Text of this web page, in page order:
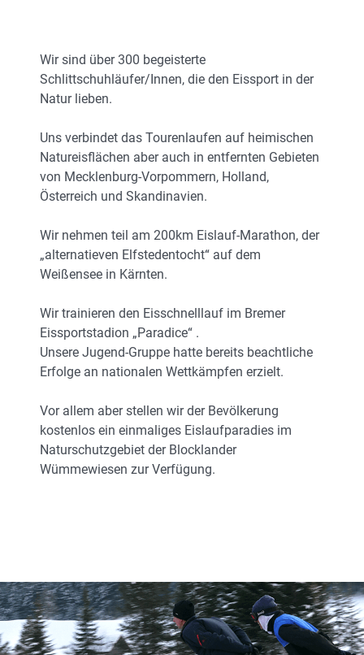
Wir sind über 300 begeisterte
Schlittschuhläufer/Innen, die den Eissport in der
Natur lieben.
Uns verbindet das Tourenlaufen auf heimischen
Natureisflächen aber auch in entfernten Gebieten
von Mecklenburg-Vorpommern, Holland,
Österreich und Skandinavien.
Wir nehmen teil am 200km Eislauf-Marathon, der
„alternatieven Elfstedentocht“ auf dem
Weißensee in Kärnten.
Wir trainieren den Eisschnelllauf im Bremer
Eissportstadion „Paradice“ .
Unsere Jugend-Gruppe hatte bereits beachtliche
Erfolge an nationalen Wettkämpfen erzielt.
Vor allem aber stellen wir der Bevölkerung
kostenlos ein einmaliges Eislaufparadies im
Naturschutzgebiet der Blocklander
Wümmewiesen zur Verfügung.